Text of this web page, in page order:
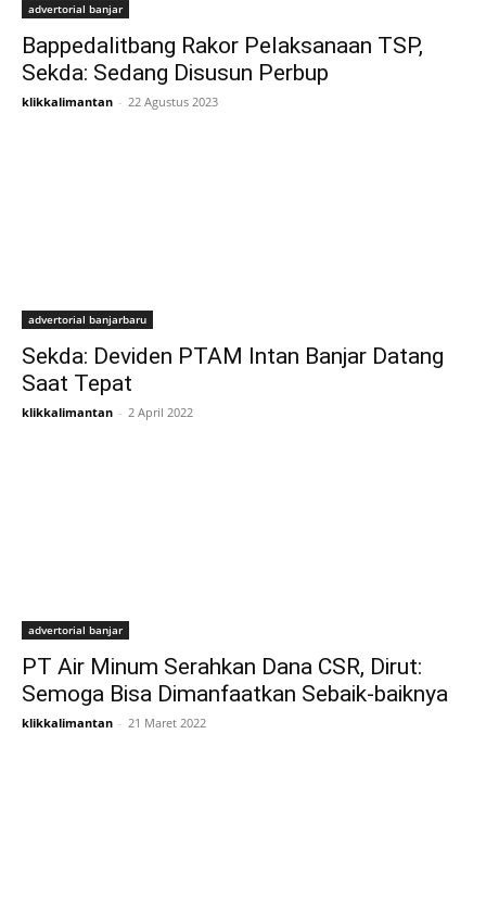
advertorial banjar
Bappedalitbang Rakor Pelaksanaan TSP,
Sekda: Sedang Disusun Perbup
klikkalimantan - 22 Agustus 2023
advertorial banjarbaru
Sekda: Deviden PTAM Intan Banjar Datang
Saat Tepat
klikkalimantan - 2 April 2022
advertorial banjar
PT Air Minum Serahkan Dana CSR, Dirut:
Semoga Bisa Dimanfaatkan Sebaik-baiknya
klikkalimantan - 21 Maret 2022